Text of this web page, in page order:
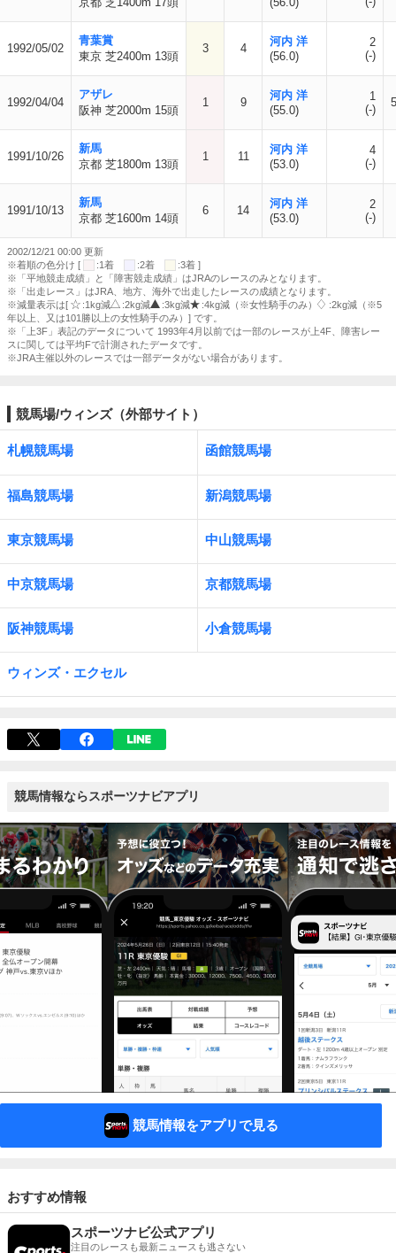
1992/05/02
青葉賞
東京 芝2400m 13頭
3 4
河内 洋
(56.0)
2
(-)
1992/04/04
アザレ
阪神 芝2000m 15頭
1 9
河内 洋
(55.0)
1
(-)
1991/10/26
新馬
京都 芝1800m 13頭
1 11
河内 洋
(53.0)
4
(-)
1991/10/13
新馬
京都 芝1600m 14頭
6 14
河内 洋
(53.0)
2
(-)
2002/12/21 00:00 更新
※着順の色分け [
:1着 :2着
:3着 ]
※「平地競走成績」と「障害競走成績」はJRAのレースのみとなります。
※「出走レース」はJRA、地方、海外で出走したレースの成績となります。
※減量表示は[
:1kg減 :2kg減 :3kg減 :4kg減（※女性騎手のみ）
:2kg減（※5
年以上、又は101勝以上の女性騎手のみ）] です。
※「上3F」表記のデータについて 1993年4月以前では一部のレースが上4F、障害レー
スに関しては平均Fで計測されたデータです。
※JRA主催以外のレースでは一部データがない場合があります。
競馬場/ウィンズ（外部サイト）
札幌競馬場 函館競馬場
福島競馬場 新潟競馬場
東京競馬場 中山競馬場
中京競馬場 京都競馬場
阪神競馬場 小倉競馬場
ウィンズ・エクセル
競馬情報ならスポーツナビアプリ
競馬情報をアプリで見る
おすすめ情報
スポーツナビ公式アプリ
注目のレースも最新ニュースも逃さない